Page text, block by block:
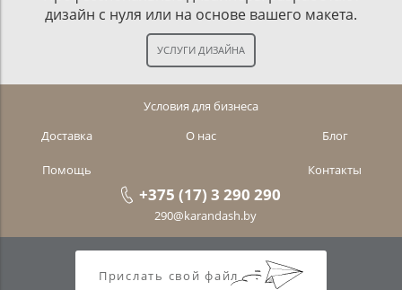
дизайн с нуля или на основе вашего макета.
Условия для бизнеса
Доставка
О нас Блог
Помощь Контакты
+375 (17) 3 290 290
290@karandash.by
Прислать свой файл